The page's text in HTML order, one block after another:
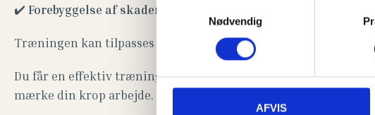
Nødvendig
AFVIS
✔️ Forebyggelse af skader
Træningen kan tilpasses alle niveauer – uanset om du er
Du får en effektiv træning, hvor kvaliteten af bevægelserne er
mærke din krop arbejde.